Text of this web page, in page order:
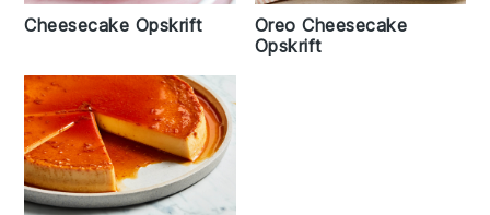
Cheesecake Opskrift
Oreo Cheesecake
Opskrift